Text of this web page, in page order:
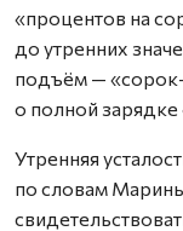
«процентов на
до утренних
подъём — «сорок-
о полной
Утренняя
по словам